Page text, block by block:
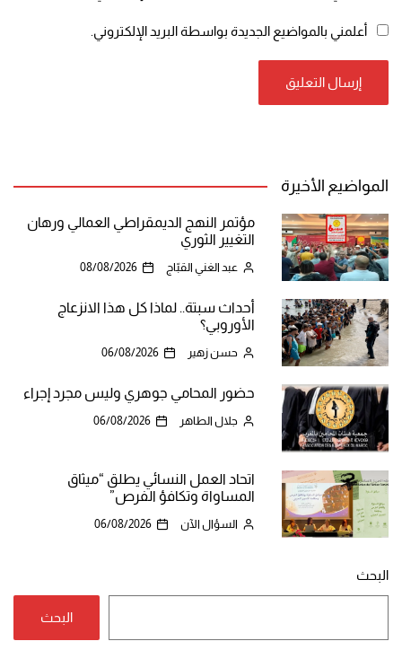
أعلمني بالمواضيع الجديدة بواسطة البريد الإلكتروني.
المواضيع الأخيرة
مؤتمر النهج الديمقراطي العمالي ورهان
التغيير الثوري
عبد الغني القبّاج 08/08/2026
أحداث سبتة.. لماذا كل هذا الانزعاج
الأوروبي؟
حسن زهير 06/08/2026
حضور المحامي جوهري وليس مجرد إجراء
جلال الطاهر 06/08/2026
اتحاد العمل النسائي يطلق “ميثاق
المساواة وتكافؤ الفرص”
السؤال الآن 06/08/2026
البحث
البحث